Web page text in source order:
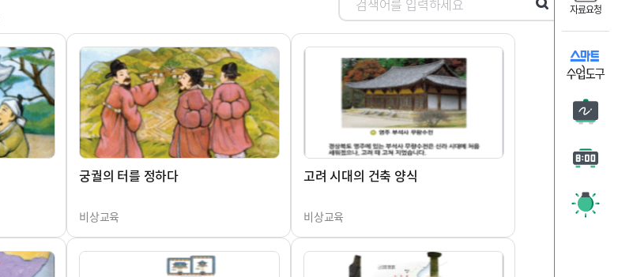
궁궐의 터를 정하다
비상교육
고려 시대의 건축 양식
비상교육
자료요청
자료요
판서
주목 시